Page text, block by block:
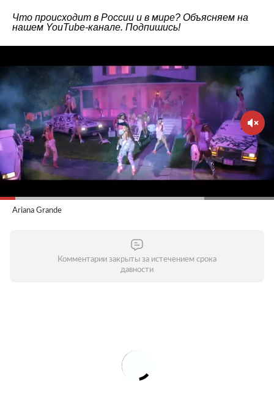
Что происходит в России и в мире? Объясняем на
нашем YouTube-канале. Подпишись!
Ariana Grande
Комментарии закрыты за истечением срока
давности